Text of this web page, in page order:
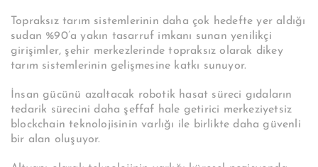
Topraksız tarım sistemlerinin daha çok hedefte yer aldığı
sudan %90’a yakın tasarruf imkanı sunan yenilikçi
girişimler, şehir merkezlerinde topraksız olarak dikey
tarım sistemlerinin gelişmesine katkı sunuyor.
İnsan gücünü azaltacak robotik hasat süreci gıdaların
tedarik sürecini daha şeffaf hale getirici merkeziyetsiz
blockchain teknolojisinin varlığı ile birlikte daha güvenli
bir alan oluşuyor.